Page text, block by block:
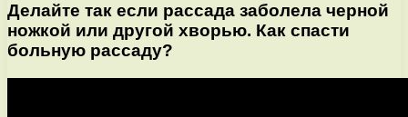
Делайте так если рассада заболела черной
ножкой или другой хворью. Как спасти
больную рассаду?